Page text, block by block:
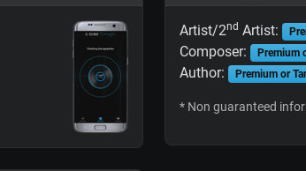
Artist/2nd Artist:
Composer: Premium
Author: Premium or
* Non guaranteed